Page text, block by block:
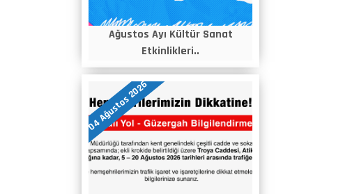
Ağustos Ayı Kültür Sanat
Etkinlikleri..
04 Ağustos 2026